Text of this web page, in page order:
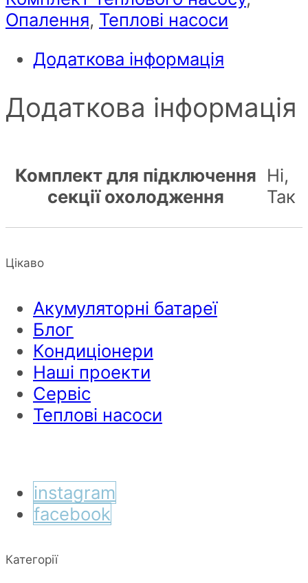
Опалення, Теплові насоси
Додаткова інформація
Додаткова інформація
Комплект для підключення
секції охолодження
Ні,
Так
Цікаво
Акумуляторні батареї
Блог
Кондиціонери
Наші проекти
Сервіс
Теплові насоси
instagram
facebook
Категорії